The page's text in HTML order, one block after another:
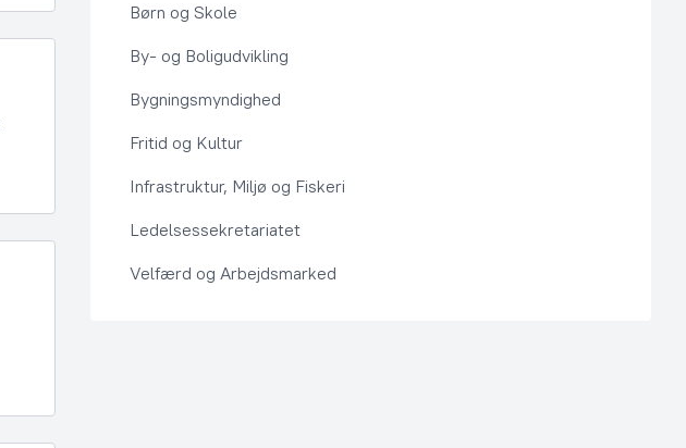
Børn og Skole
By- og Boligudvikling
Bygningsmyndighed
Fritid og Kultur
Infrastruktur, Miljø og Fiskeri
Ledelsessekretariatet
Velfærd og Arbejdsmarked